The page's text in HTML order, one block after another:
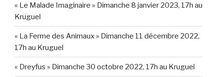
« Le Malade Imaginaire » Dimanche 8 janvier 2023, 17h au
Kruguel
« La Ferme des Animaux » Dimanche 11 décembre 2022,
17h au Kruguel
« Dreyfus » Dimanche 30 octobre 2022, 17h au Kruguel